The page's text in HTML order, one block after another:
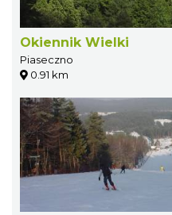
Okiennik Wielki
Piaseczno
0.91 km